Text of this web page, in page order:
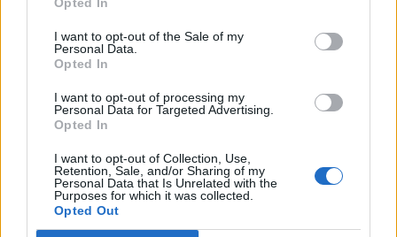
I want to opt-out of the Sale of my
Personal Data.
Opted In
I want to opt-out of processing my
Personal Data for Targeted Advertising.
Opted In
I want to opt-out of Collection, Use,
Retention, Sale, and/or Sharing of my
Personal Data that Is Unrelated with the
Purposes for which it was collected.
Opted Out
In evidenza